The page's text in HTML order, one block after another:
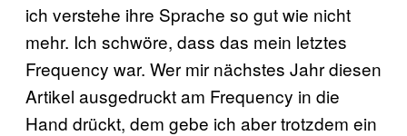
ich verstehe ihre Sprache so gut wie nicht
mehr. Ich schwöre, dass das mein letztes
Frequency war. Wer mir nächstes Jahr diesen
Artikel ausgedruckt am Frequency in die
Hand drückt, dem gebe ich aber trotzdem ein